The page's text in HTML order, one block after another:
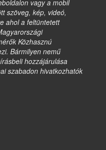
vagy a mobil
szöveg, kép, videó,
ahol a feltüntetett
Közhasznú
Bármilyen nemű
hozzájárulása
szabadon hivatkozhatók